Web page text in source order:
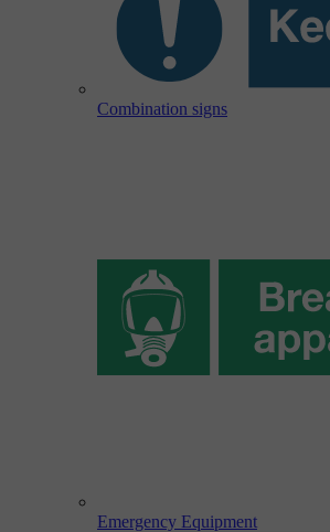
Combination signs
Emergency Equipment